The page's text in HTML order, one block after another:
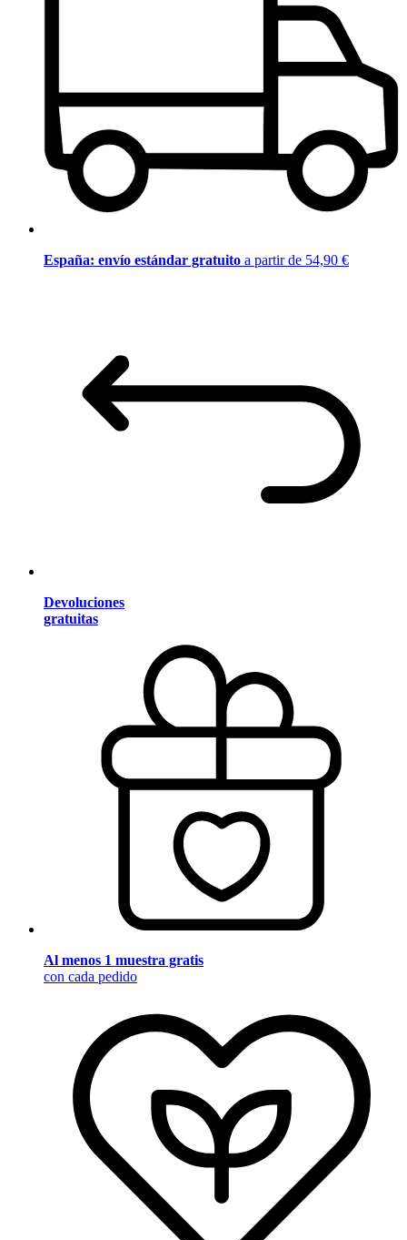
España: envío estándar gratuito a partir de 54,90 €
Devoluciones
gratuitas
Al menos 1 muestra gratis
con cada pedido